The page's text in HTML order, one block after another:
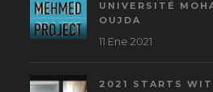
UNIVERSITÉ
OUJDA
11 Ene 2021
2021 STARTS